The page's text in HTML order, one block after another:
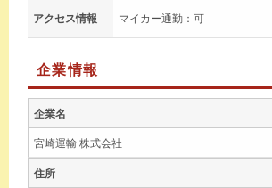
アクセス情報 マイカー通勤：可
企業情報
企業名
宮崎運輸 株式会社
住所